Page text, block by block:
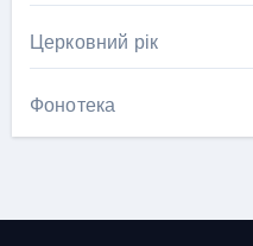
Церковний рік
Фонотека